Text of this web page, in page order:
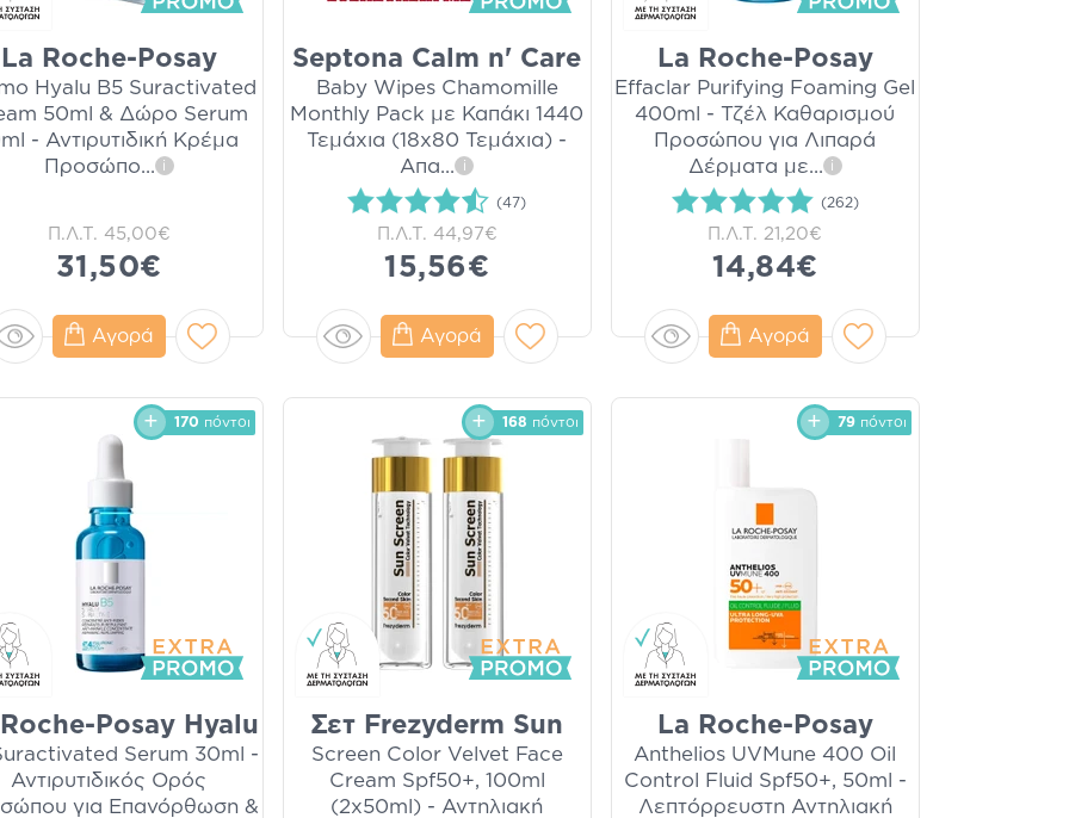
La Roche-Posay
Hyalu B5 Suractivated
50ml & Δώρο Serum
- Αντιρυτιδική Κρέμα
Προσώπο... i
Π.Λ.Τ. 45,00€
31,50€
Αγορά
Septona Calm n' Care
Baby Wipes Chamomille
Monthly Pack με Καπάκι 1440
Τεμάχια (18x80 Τεμάχια) -
Απα... i
(47)
Π.Λ.Τ. 44,97€
15,56€
Αγορά
La Roche-Posay
Effaclar Purifying Foaming Gel
400ml - Τζέλ Καθαρισμού
Προσώπου για Λιπαρά
Δέρματα με... i
(262)
Π.Λ.Τ.21,20€
14,84€
Αγορά
170 πόντοι
Roche-Posay Hyalu
Serum 30ml -
Αντιρυτιδικός Ορός
για Επανόρθωση &
168 πόντοι
Σετ Frezyderm Sun
Screen Color Velvet Face
Cream Spf50+, 100ml
(2x50ml) - Αντηλιακή
79πόντοι
La Roche-Posay
Anthelios UVMune 400 Oil
Control Fluid Spf50+, 50ml -
Λεπτόρρευστη Αντηλιακή